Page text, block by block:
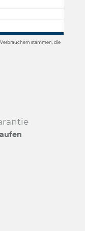
stammen, die